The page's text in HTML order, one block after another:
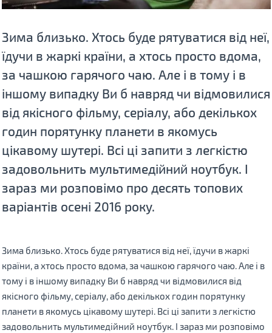
Зима близько. Хтось буде рятуватися від неї,
їдучи в жаркі країни, а хтось просто вдома,
за чашкою гарячого чаю. Але і в тому і в
іншому випадку Ви б навряд чи відмовилися
від якісного фільму, серіалу, або декількох
годин порятунку планети в якомусь
цікавому шутерi. Всі ці запити з легкістю
задовольнить мультимедійний ноутбук. І
зараз ми розповімо про десять топових
варіантiв осені 2016 року.
Зима близько. Хтось буде рятуватися від неї, їдучи в жаркі
країни, а хтось просто вдома, за чашкою гарячого чаю. Але і в
тому і в іншому випадку Ви б навряд чи відмовилися від
якісного фільму, серіалу, або декількох годин порятунку
планети в якомусь цікавому шутерi. Всі ці запити з легкістю
задовольнить мультимедійний ноутбук. І зараз ми розповімо